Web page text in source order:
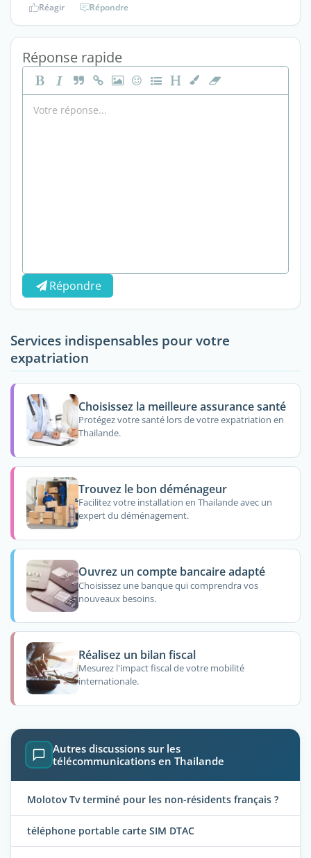
Réagir Répondre
Réponse rapide
Répondre
Services indispensables pour votre
expatriation
Choisissez la meilleure assurance santé
Protégez votre santé lors de votre expatriation en
Thailande.
Trouvez le bon déménageur
Facilitez votre installation en Thailande avec un
expert du déménagement.
Ouvrez un compte bancaire adapté
Choisissez une banque qui comprendra vos
nouveaux besoins.
Réalisez un bilan fiscal
Mesurez l'impact fiscal de votre mobilité
internationale.
Autres discussions sur les
télécommunications en Thailande
Molotov Tv terminé pour les non-résidents français ?
téléphone portable carte SIM DTAC